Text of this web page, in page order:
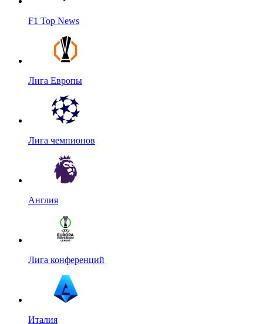
F1 Top News
Лига Европы
Лига чемпионов
Англия
Лига конференций
Италия